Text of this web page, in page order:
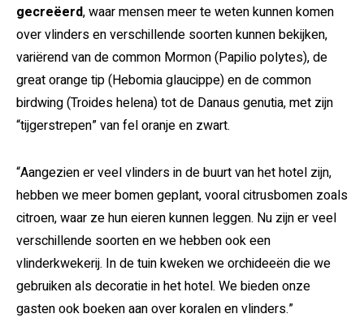
gecreëerd, waar mensen meer te weten kunnen komen
over vlinders en verschillende soorten kunnen bekijken,
variërend van de common Mormon (Papilio polytes), de
great orange tip (Hebomia glaucippe) en de common
birdwing (Troides helena) tot de Danaus genutia, met zijn
“tijgerstrepen” van fel oranje en zwart.
“Aangezien er veel vlinders in de buurt van het hotel zijn,
hebben we meer bomen geplant, vooral citrusbomen zoals
citroen, waar ze hun eieren kunnen leggen. Nu zijn er veel
verschillende soorten en we hebben ook een
vlinderkwekerij. In de tuin kweken we orchideeën die we
gebruiken als decoratie in het hotel. We bieden onze
gasten ook boeken aan over koralen en vlinders.”